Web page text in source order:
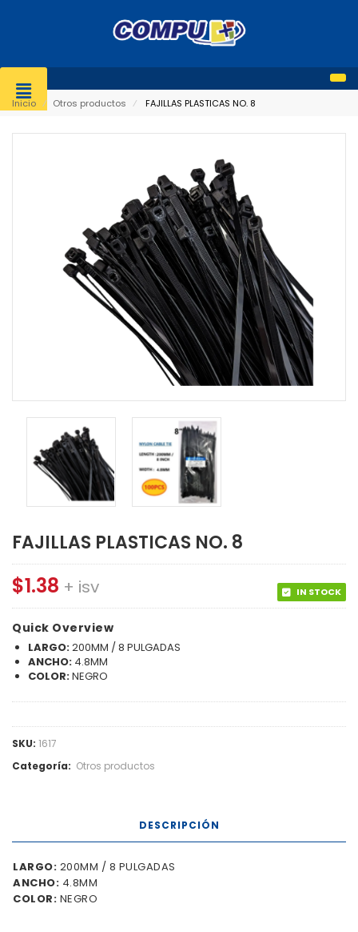
Inicio ⁄ Otros productos ⁄ FAJILLAS PLASTICAS NO. 8
FAJILLAS PLASTICAS NO. 8
$1.38 + isv IN STOCK
Quick Overview
LARGO:200MM / 8 PULGADAS
ANCHO: 4.8MM
COLOR:NEGRO
SKU: 1617
Categoría: Otros productos
DESCRIPCIÓN
LARGO: 200MM / 8 PULGADAS
ANCHO: 4.8MM
COLOR: NEGRO